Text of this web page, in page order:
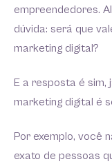
empreendedores.
dúvida: será que
marketing digital?
E a resposta é sim,
marketing digital é
Por exemplo, você
exato de pessoas